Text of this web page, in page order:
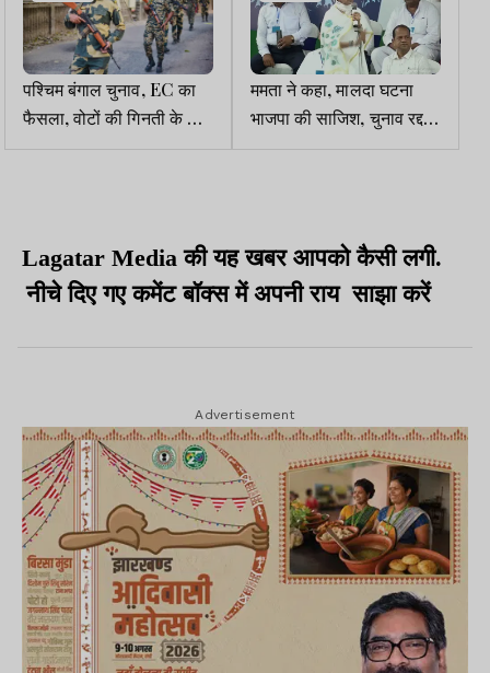
पश्चिम बंगाल चुनाव, EC का
फैसला, वोटों की गिनती के बाद
भी CAPF की 500 कंपनियां
ममता ने कहा, मालदा घटना
भाजपा की साजिश, चुनाव रद्द
कर राष्ट्रपति शासन लागू
Lagatar Mediaकी यह खबर आपको कैसी लगी.
नीचे दिए गए कमेंट बॉक्स में अपनी राय साझा करें
Advertisement